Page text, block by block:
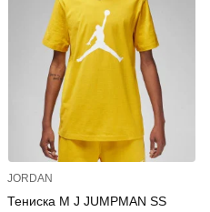
JORDAN
Тениска M J JUMPMAN SS